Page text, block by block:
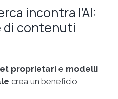
incontra l’AI:
di contenuti
proprietari e modelli
crea un beneficio